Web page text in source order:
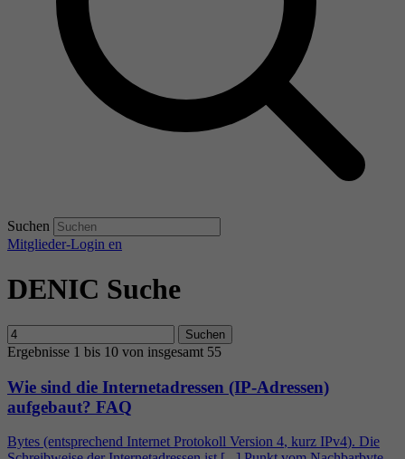
Suchen
Mitglieder-Login en
DENIC Suche
Suchen
Ergebnisse 1 bis 10 von insgesamt 55
Wie sind die Internetadressen (IP-Adressen)
aufgebaut? FAQ
Bytes (entsprechend Internet Protokoll Version 4, kurz IPv4). Die